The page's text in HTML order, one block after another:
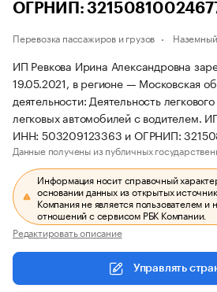
ОГРНИП:
Перевозка пассажиров и грузов
ИП Ревкова Ирина Александровна
19.05.2021, в регионе — Московская
деятельности: Деятельность
легковых автомобилей с водителем.
ИНН: 503209123363 и ОГРНИП:
Данные получены из публичных
Информация носит справочный
основании данных из открытых
Компания не является пользователем и
отношений с сервисом РБК Компании.
Редактировать описание
Управлять